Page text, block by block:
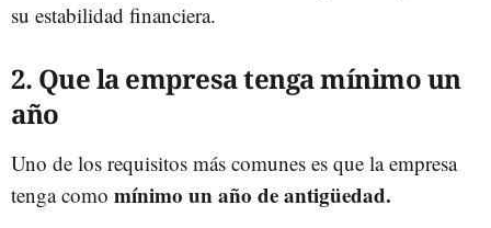
su estabilidad financiera.
2. Que la empresa tenga mínimo un
año
Uno de los requisitos más comunes es que la empresa
tenga como mínimo un año de antigüedad.